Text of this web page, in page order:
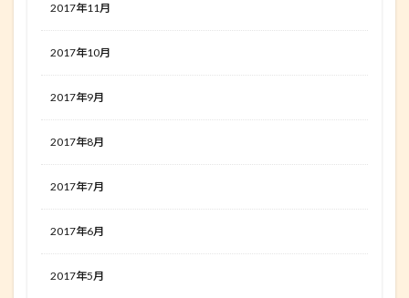
2017年11月
2017年10月
2017年9月
2017年8月
2017年7月
2017年6月
2017年5月